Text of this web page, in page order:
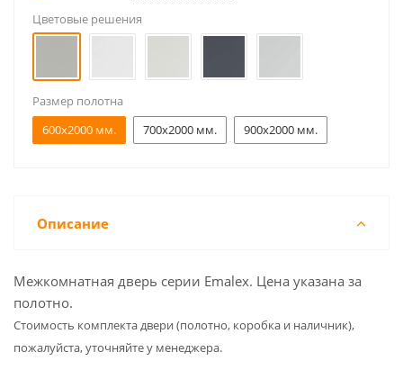
Цветовые решения
Размер полотна
600x2000 мм.
700x2000 мм. 900x2000 мм.
Описание
Межкомнатная дверь серии Emalex. Цена указана за
полотно.
Cтоимость комплекта двери (полотно, коробка и наличник),
пожалуйста, уточняйте у менеджера.